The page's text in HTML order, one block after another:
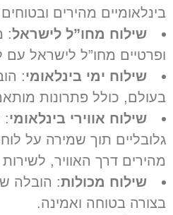
מהירים
שילוח מחו”ל לישראל:
מחו”ל לישראל עם
שילוח ימי בינלאומי:
כולל פתרונות
שילוח אווירי בינלאומי:
תוך שמירה על
דרך האוויר, לשירות
שילוח מכולות: הובלה של
בטוחה ואמינה.